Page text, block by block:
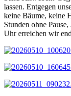
lassen. Entgegen
keine Bäume, keine
Stunden ohne
Uhr erreichen wir